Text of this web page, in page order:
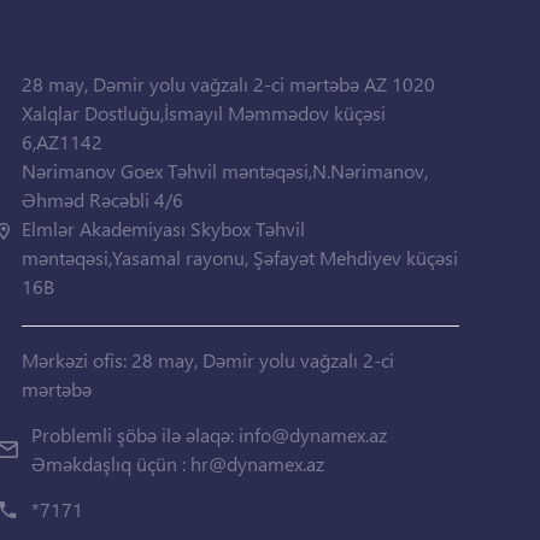
28 may, Dəmir yolu vağzalı 2-ci mərtəbə AZ 1020
Xalqlar Dostluğu,İsmayıl Məmmədov küçəsi
6,AZ1142
Nərimanov Goex Təhvil məntəqəsi,N.Nərimanov,
Əhməd Rəcəbli 4/6
Elmlər Akademiyası Skybox Təhvil
məntəqəsi,Yasamal rayonu, Şəfayət Mehdiyev küçəsi
16B
Mərkəzi ofis: 28 may, Dəmir yolu vağzalı 2-ci
mərtəbə
Problemli şöbə ilə əlaqə: info@dynamex.az
Əməkdaşlıq üçün : hr@dynamex.az
*7171